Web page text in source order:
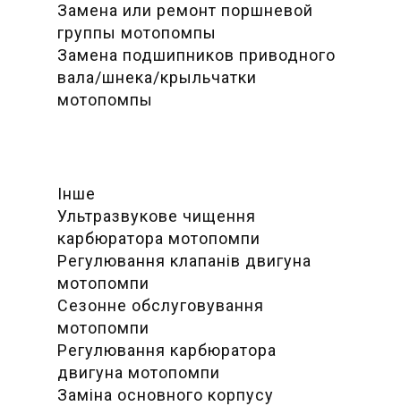
Замена или ремонт поршневой
группы мотопомпы
Замена подшипников приводного
вала/шнека/крыльчатки
мотопомпы
Інше
Ультразвукове чищення
карбюратора мотопомпи
Регулювання клапанів двигуна
мотопомпи
Сезонне обслуговування
мотопомпи
Регулювання карбюратора
двигуна мотопомпи
Заміна основного корпусу